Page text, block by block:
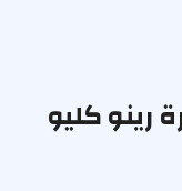
رينو كليو